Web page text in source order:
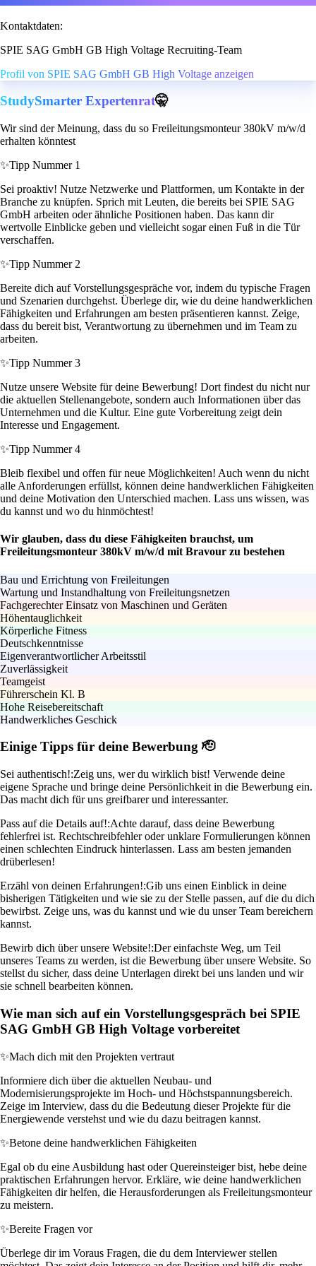
Kontaktdaten:
SPIE SAG GmbH GB High Voltage Recruiting-Team
Profil von SPIE SAG GmbH GB High Voltage anzeigen
StudySmarter Expertenrat🤫
Wir sind der Meinung, dass du so Freileitungsmonteur 380kV m/w/d
erhalten könntest
✨Tipp Nummer 1
Sei proaktiv! Nutze Netzwerke und Plattformen, um Kontakte in der
Branche zu knüpfen. Sprich mit Leuten, die bereits bei SPIE SAG
GmbH arbeiten oder ähnliche Positionen haben. Das kann dir
wertvolle Einblicke geben und vielleicht sogar einen Fuß in die Tür
verschaffen.
✨Tipp Nummer 2
Bereite dich auf Vorstellungsgespräche vor, indem du typische Fragen
und Szenarien durchgehst. Überlege dir, wie du deine handwerklichen
Fähigkeiten und Erfahrungen am besten präsentieren kannst. Zeige,
dass du bereit bist, Verantwortung zu übernehmen und im Team zu
arbeiten.
✨Tipp Nummer 3
Nutze unsere Website für deine Bewerbung! Dort findest du nicht nur
die aktuellen Stellenangebote, sondern auch Informationen über das
Unternehmen und die Kultur. Eine gute Vorbereitung zeigt dein
Interesse und Engagement.
✨Tipp Nummer 4
Bleib flexibel und offen für neue Möglichkeiten! Auch wenn du nicht
alle Anforderungen erfüllst, können deine handwerklichen Fähigkeiten
und deine Motivation den Unterschied machen. Lass uns wissen, was
du kannst und wo du hinmöchtest!
Wir glauben, dass du diese Fähigkeiten brauchst, um
Freileitungsmonteur 380kV m/w/d mit Bravour zu bestehen
Bau und Errichtung von Freileitungen
Wartung und Instandhaltung von Freileitungsnetzen
Fachgerechter Einsatz von Maschinen und Geräten
Höhentauglichkeit
Körperliche Fitness
Deutschkenntnisse
Eigenverantwortlicher Arbeitsstil
Zuverlässigkeit
Teamgeist
Führerschein Kl. B
Hohe Reisebereitschaft
Handwerkliches Geschick
Einige Tipps für deine Bewerbung 🫡
Sei authentisch!:Zeig uns, wer du wirklich bist! Verwende deine
eigene Sprache und bringe deine Persönlichkeit in die Bewerbung ein.
Das macht dich für uns greifbarer und interessanter.
Pass auf die Details auf!:Achte darauf, dass deine Bewerbung
fehlerfrei ist. Rechtschreibfehler oder unklare Formulierungen können
einen schlechten Eindruck hinterlassen. Lass am besten jemanden
drüberlesen!
Erzähl von deinen Erfahrungen!:Gib uns einen Einblick in deine
bisherigen Tätigkeiten und wie sie zu der Stelle passen, auf die du dich
bewirbst. Zeige uns, was du kannst und wie du unser Team bereichern
kannst.
Bewirb dich über unsere Website!:Der einfachste Weg, um Teil
unseres Teams zu werden, ist die Bewerbung über unsere Website. So
stellst du sicher, dass deine Unterlagen direkt bei uns landen und wir
sie schnell bearbeiten können.
Wie man sich auf ein Vorstellungsgespräch bei SPIE
SAG GmbH GB High Voltage vorbereitet
✨Mach dich mit den Projekten vertraut
Informiere dich über die aktuellen Neubau- und
Modernisierungsprojekte im Hoch- und Höchstspannungsbereich.
Zeige im Interview, dass du die Bedeutung dieser Projekte für die
Energiewende verstehst und wie du dazu beitragen kannst.
✨Betone deine handwerklichen Fähigkeiten
Egal ob du eine Ausbildung hast oder Quereinsteiger bist, hebe deine
praktischen Erfahrungen hervor. Erkläre, wie deine handwerklichen
Fähigkeiten dir helfen, die Herausforderungen als Freileitungsmonteur
zu meistern.
✨Bereite Fragen vor
Überlege dir im Voraus Fragen, die du dem Interviewer stellen